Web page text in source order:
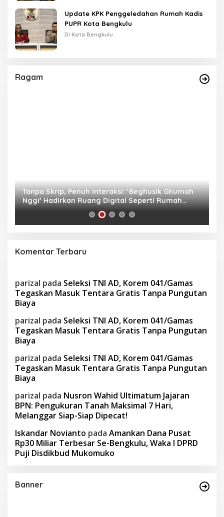
Update KPK Penggeledahan Rumah Kadis
PUPR Kota Bengkulu
Di Kota Bengkulu
Ragam
Tanpa Skrip, Penuh Interaksi: ‘Beghusik Ghumah
Nggi’ Hadirkan Ruang Digital Seperti Rumah
Sendiri
Komentar Terbaru
parizal pada Seleksi TNI AD, Korem 041/Gamas
Tegaskan Masuk Tentara Gratis Tanpa Pungutan
Biaya
parizal pada Seleksi TNI AD, Korem 041/Gamas
Tegaskan Masuk Tentara Gratis Tanpa Pungutan
Biaya
parizal pada Seleksi TNI AD, Korem 041/Gamas
Tegaskan Masuk Tentara Gratis Tanpa Pungutan
Biaya
parizal pada Nusron Wahid Ultimatum Jajaran
BPN: Pengukuran Tanah Maksimal 7 Hari,
Melanggar Siap-Siap Dipecat!
Iskandar Novianto pada Amankan Dana Pusat
Rp30 Miliar Terbesar Se-Bengkulu, Waka I DPRD
Puji Disdikbud Mukomuko
Banner